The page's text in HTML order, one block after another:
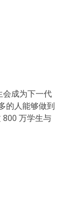
成为下一代
的人能够做到
800 万学生与